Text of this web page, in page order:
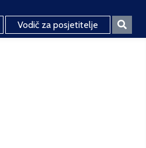
Vodič za posjetitelje